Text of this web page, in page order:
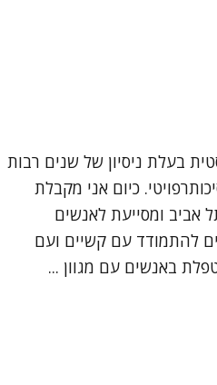
בעלת ניסיון של שנים רבות
כיום אני מקבלת
אביב ומסייעת לאנשים
להתמודד עם קשיים ועם
באנשים עם מגוון ...